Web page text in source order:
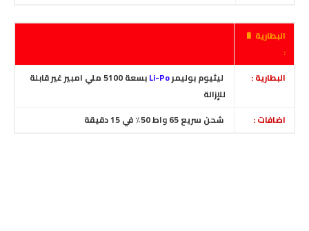
البطارية 🔋
:
البطارية :
ليثيوم بوليمرLi-Po
بسعة 5100 ملي امبير غير قابلة
للإزالة
اضافات :
شحن سريع 65 واط 50٪ في 15 دقيقة